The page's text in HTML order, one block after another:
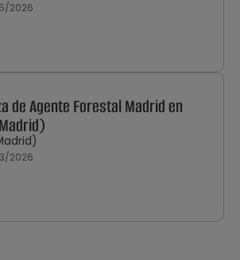
2026
de Agente Forestal Madrid en
2026